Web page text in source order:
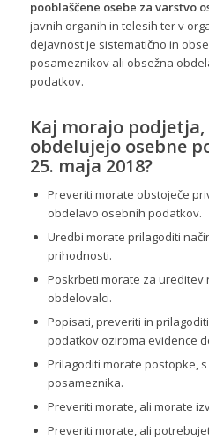
pooblaščene osebe za varstvo
javnih organih in telesih ter v
dejavnost je sistematično in
posameznikov ali obsežna
podatkov.
Kaj morajo
obdelujejo osebne
25. maja 2018?
Preveriti morate obstoječe
obdelavo osebnih podatkov.
Uredbi morate prilagoditi
prihodnosti.
Poskrbeti morate za ureditev
obdelovalci.
Popisati, preveriti in
podatkov oziroma evidence
Prilagoditi morate postopke,
posameznika.
Preveriti morate, ali morate
Preveriti morate, ali